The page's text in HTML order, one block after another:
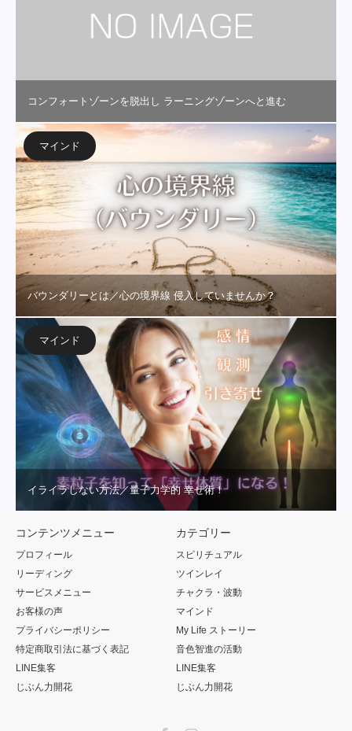
コンフォートゾーンを脱出し ラーニングゾーンへと進む
マインド
バウンダリーとは／心の境界線 侵入していませんか？
マインド
イライラしない方法／量子力学的 幸せ術！
コンテンツメニュー
プロフィール
リーディング
サービスメニュー
お客様の声
プライバシーポリシー
特定商取引法に基づく表記
LINE集客
じぶん力開花
カテゴリー
スピリチュアル
ツインレイ
チャクラ・波動
マインド
My Life ストーリー
音色智進の活動
LINE集客
じぶん力開花